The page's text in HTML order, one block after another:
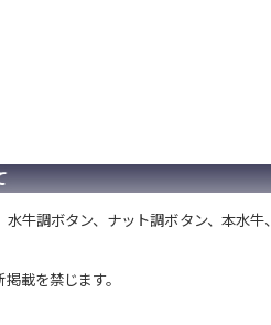
水牛調ボタン、ナット調ボタン、本水牛、
載を禁じます。